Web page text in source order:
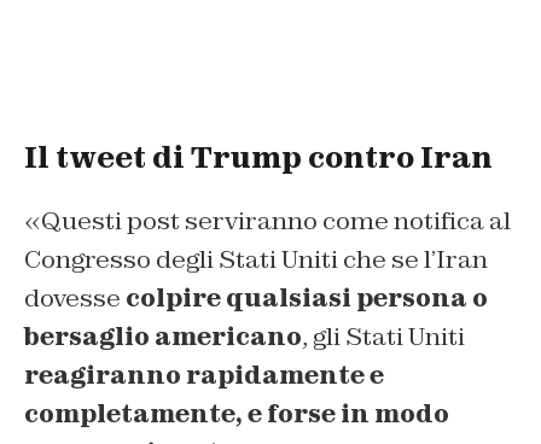
Il tweet di Trump contro Iran
«Questi post serviranno come notifica al
Congresso degli Stati Uniti che se l’Iran
dovesse colpire qualsiasi persona o
bersaglio americano, gli Stati Uniti
reagiranno rapidamente e
completamente, e forse in modo